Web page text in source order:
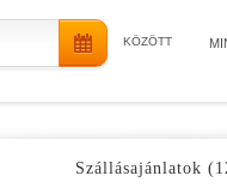
KÖZÖTT
Szállásajánlatok